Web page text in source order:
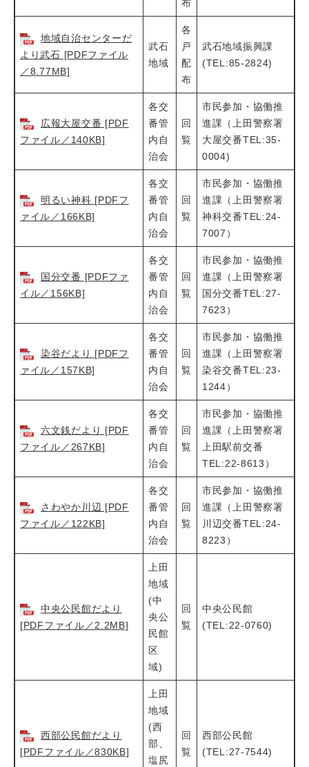
布
地域自治センターだ
より武石 [PDFファイル
／8.77MB]
武石
地域
各
戸
配
布
武石地域振興課
(TEL:85-2824)
広報大屋交番 [PDF
ファイル／140KB]
各交
番管
内自
治会
回
覧
市民参加・協働推
進課（上田警察署
大屋交番TEL:35-
0004)
明るい神科 [PDFフ
ァイル／166KB]
各交
番管
内自
治会
回
覧
市民参加・協働推
進課（上田警察署
神科交番TEL:24-
7007）
国分交番 [PDFファ
イル／156KB]
各交
番管
内自
治会
回
覧
市民参加・協働推
進課（上田警察署
国分交番TEL:27-
7623）
染谷だより [PDFフ
ァイル／157KB]
各交
番管
内自
治会
回
覧
市民参加・協働推
進課（上田警察署
染谷交番TEL:23-
1244）
六文銭だより [PDF
ファイル／267KB]
各交
番管
内自
治会
回
覧
市民参加・協働推
進課（上田警察署
上田駅前交番
TEL:22-8613）
さわやか川辺 [PDF
ファイル／122KB]
各交
番管
内自
治会
回
覧
市民参加・協働推
進課（上田警察署
川辺交番TEL:24-
8223）
中央公民館だより
[PDFファイル／2.2MB]
上田
地域
(中
央公
民館
区
域)
回
覧
中央公民館
(TEL:22-0760)
西部公民館だより
[PDFファイル／830KB]
上田
地域
(西
部、
塩尻
回
覧
西部公民館
(TEL:27-7544)